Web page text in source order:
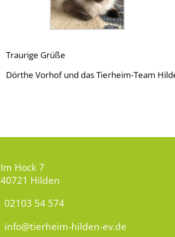
Traurige Grüße
Dörthe Vorhof und das Tierheim-Team
Im Hock 7
40721 Hilden
02103 54 574
info@tierheim-hilden-ev.de